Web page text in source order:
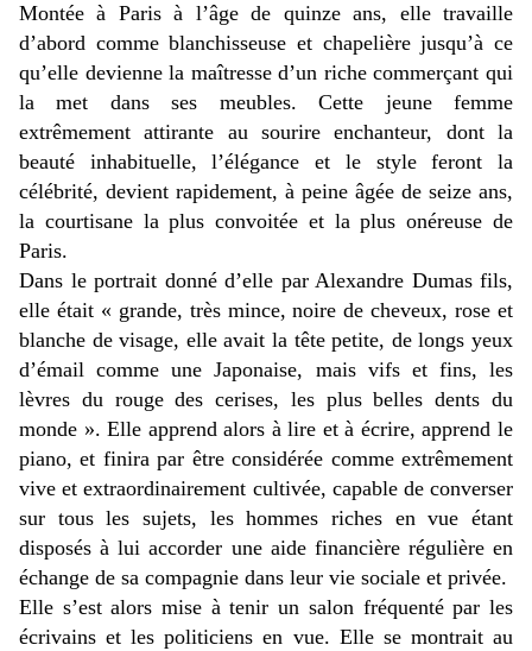
Montée à Paris à l’âge de quinze ans, elle travaille
d’abord comme blanchisseuse et chapelière jusqu’à ce
qu’elle devienne la maîtresse d’un riche commerçant qui
la met dans ses meubles. Cette jeune femme
extrêmement attirante au sourire enchanteur, dont la
beauté inhabituelle, l’élégance et le style feront la
célébrité, devient rapidement, à peine âgée de seize ans,
la courtisane la plus convoitée et la plus onéreuse de
Paris.
Dans le portrait donné d’elle par Alexandre Dumas fils,
elle était « grande, très mince, noire de cheveux, rose et
blanche de visage, elle avait la tête petite, de longs yeux
d’émail comme une Japonaise, mais vifs et fins, les
lèvres du rouge des cerises, les plus belles dents du
monde ». Elle apprend alors à lire et à écrire, apprend le
piano, et finira par être considérée comme extrêmement
vive et extraordinairement cultivée, capable de converser
sur tous les sujets, les hommes riches en vue étant
disposés à lui accorder une aide financière régulière en
échange de sa compagnie dans leur vie sociale et privée.
Elle s’est alors mise à tenir un salon fréquenté par les
écrivains et les politiciens en vue. Elle se montrait au